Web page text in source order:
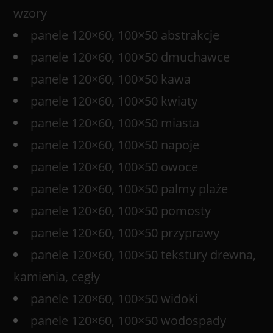
wzory
panele 120×60, 100×50 abstrakcje
panele 120×60, 100×50 dmuchawce
panele 120×60, 100×50 kawa
panele 120×60, 100×50 kwiaty
panele 120×60, 100×50 miasta
panele 120×60, 100×50 napoje
panele 120×60, 100×50 owoce
panele 120×60, 100×50 palmy plaże
panele 120×60, 100×50 pomosty
panele 120×60, 100×50 przyprawy
panele 120×60, 100×50 tekstury drewna,
kamienia, cegły
panele 120×60, 100×50 widoki
panele 120×60, 100×50 wodospady